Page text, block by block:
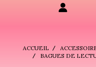
ACCUEIL
BAGUES DE